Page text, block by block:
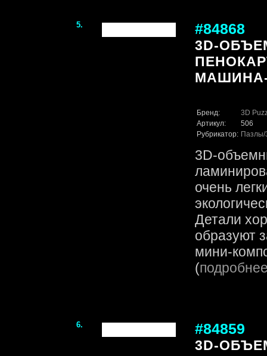
5. #84868
3D-
МАШИНА-
Бренд:
3D
Артикул:
506
Рубрикатор: Пазлы/
3D-
очень
Детали
образуют
мини-
(
6. #84859
3D-